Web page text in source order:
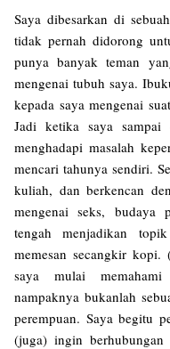
Saya dibesarkan di
tidak pernah didorong
punya banyak teman
mengenai tubuh saya.
kepada saya mengenai
Jadi ketika saya sampai
menghadapi masalah
mencari tahunya sendiri.
kuliah, dan berkencan
mengenai seks, budaya
tengah menjadikan
memesan secangkir
saya mulai
nampaknya bukanlah
perempuan. Saya begitu
(juga) ingin